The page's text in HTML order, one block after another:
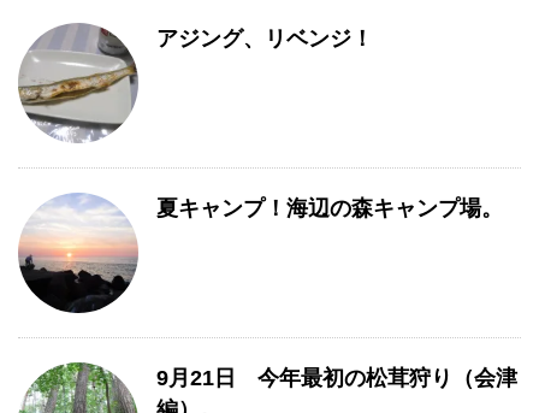
アジング、リベンジ！
夏キャンプ！海辺の森キャンプ場。
9月21日 今年最初の松茸狩り（会津